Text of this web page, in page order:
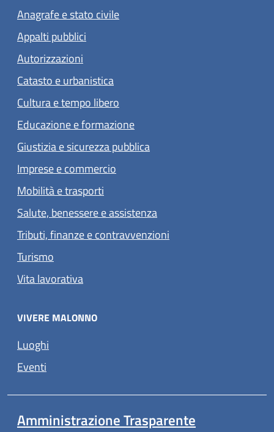
Anagrafe e stato civile
Appalti pubblici
Autorizzazioni
Catasto e urbanistica
Cultura e tempo libero
Educazione e formazione
Giustizia e sicurezza pubblica
Imprese e commercio
Mobilità e trasporti
Salute, benessere e assistenza
Tributi, finanze e contravvenzioni
Turismo
Vita lavorativa
VIVERE MALONNO
Luoghi
Eventi
Amministrazione Trasparente